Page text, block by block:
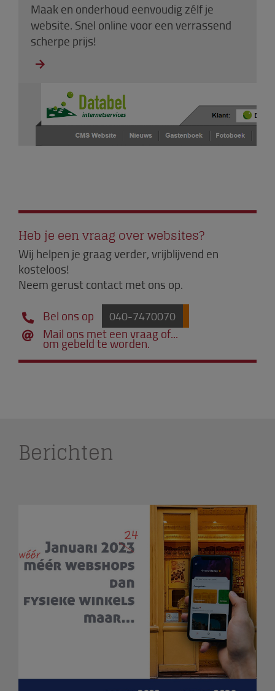
Maak en onderhoud eenvoudig zélf je
website. Snel online voor een verrassend
scherpe prijs!
Heb je een vraag over websites?
Wij helpen je graag verder, vrijblijvend en
kosteloos!
Neem gerust contact met ons op.
Bel ons op 040-7470070
Mail ons met een vraag of...
om gebeld te worden.
Berichten